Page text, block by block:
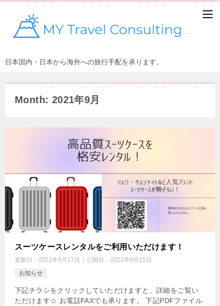
日本国内・日本から海外への旅行手配を承ります。
Month: 2021年9月
スーツケースレンタルをご利用いただけます！
更新日： 2021年9月17日 公開日： 2021年9月15日
お知らせ
下記チラシをクリックしていただけますと、詳細をご覧い
ただけます☆ お電話FAXでも承ります。 下記PDFファイル